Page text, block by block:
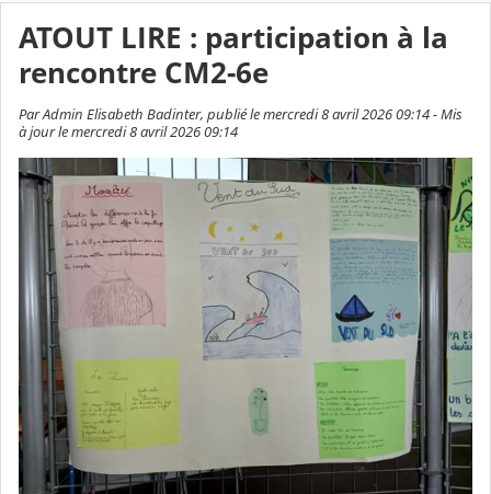
ATOUT LIRE : participation à la
rencontre CM2-6e
Par Admin Elisabeth Badinter, publié le mercredi 8 avril 2026 09:14 - Mis
à jour le mercredi 8 avril 2026 09:14